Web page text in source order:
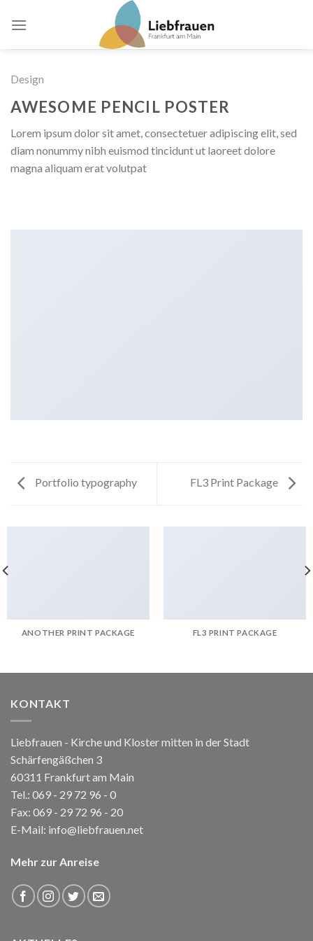
Design
AWESOME PENCIL POSTER
Lorem ipsum dolor sit amet, consectetuer adipiscing elit, sed
diam nonummy nibh euismod tincidunt ut laoreet dolore
magna aliquam erat volutpat
Portfolio typography FL3 Print Package
ANOTHER PRINT PACKAGE FL3 PRINT PACKAGE
KONTAKT
Liebfrauen - Kirche und Kloster mitten in der Stadt
Schärfengäßchen 3
60311 Frankfurt am Main
Tel.: 069 - 29 72 96 - 0
Fax: 069 - 29 72 96 - 20
E-Mail: info@liebfrauen.net
Mehr zur Anreise